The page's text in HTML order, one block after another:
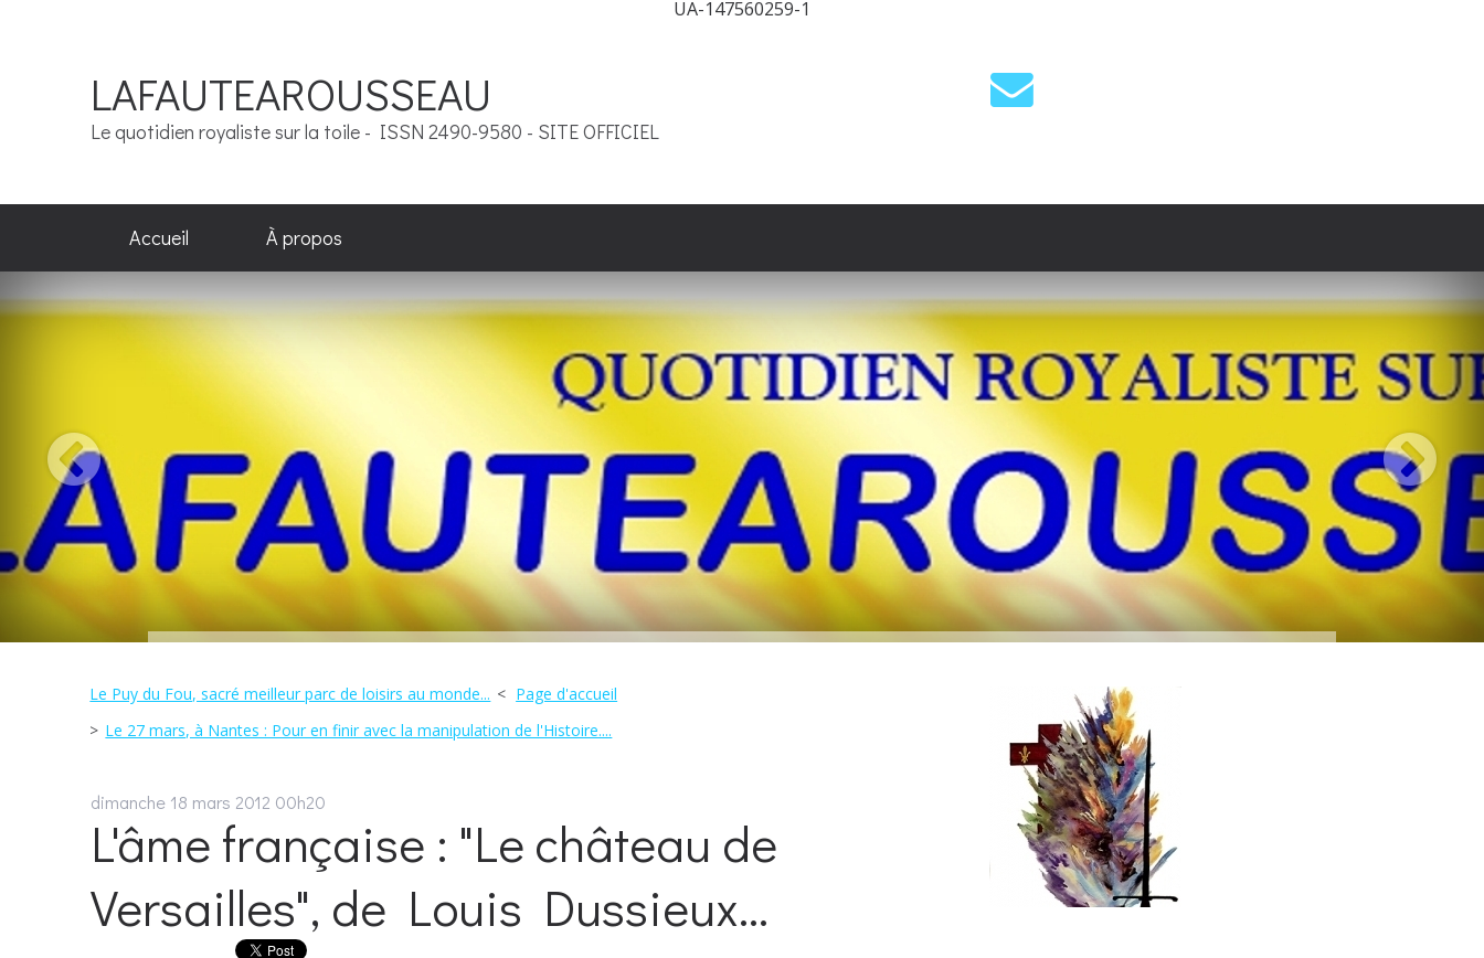
UA-147560259-1
LAFAUTEAROUSSEAU
Le quotidien royaliste sur la toile - ISSN 2490-9580 - SITE OFFICIEL
Accueil À propos
Le Puy du Fou, sacré meilleur parc de loisirs au monde...
Page d'accueil
Le 27 mars, à Nantes : Pour en finir avec la manipulation de l'Histoire....
dimanche 18 mars 2012 00h20
L'âme française : "Le château de
Versailles", de Louis Dussieux...